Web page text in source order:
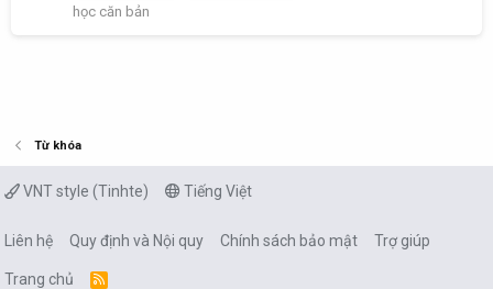
học căn bản
Từ khóa
VNT style (Tinhte) Tiếng Việt
Liên hệ Quy định và Nội quy Chính sách bảo mật Trợ giúp
Trang chủ
R